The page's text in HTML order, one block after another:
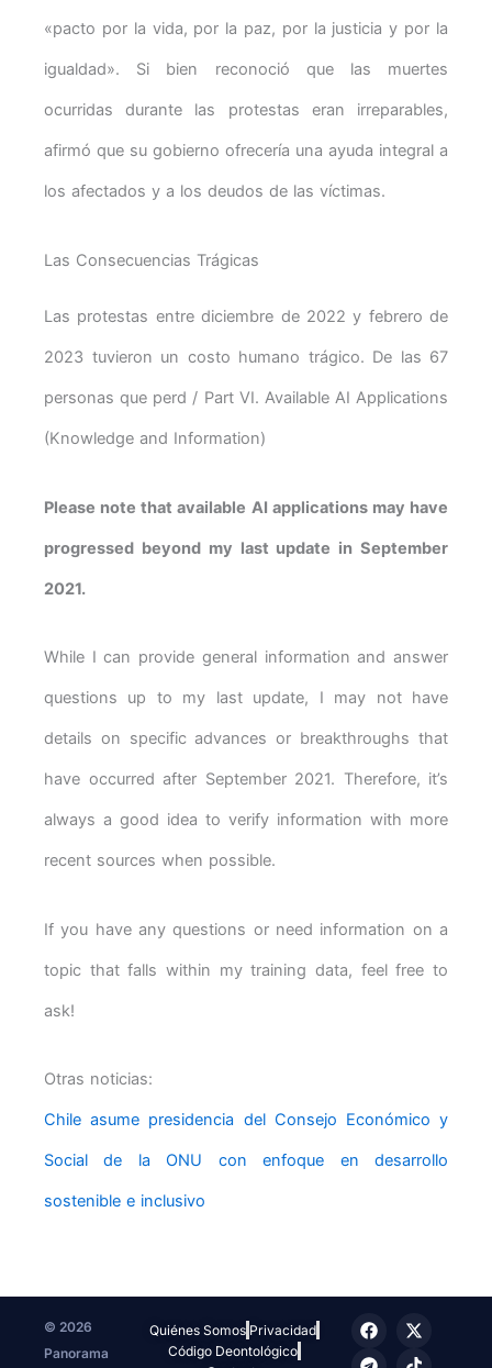
«pacto por la vida, por la paz, por la justicia y por la
igualdad». Si bien reconoció que las muertes
ocurridas durante las protestas eran irreparables,
afirmó que su gobierno ofrecería una ayuda integral a
los afectados y a los deudos de las víctimas.
Las Consecuencias Trágicas
Las protestas entre diciembre de 2022 y febrero de
2023 tuvieron un costo humano trágico. De las 67
personas que perd / Part VI. Available AI Applications
(Knowledge and Information)
Please note that available AI applications may have
progressed beyond my last update in September
2021.
While I can provide general information and answer
questions up to my last update, I may not have
details on specific advances or breakthroughs that
have occurred after September 2021. Therefore, it’s
always a good idea to verify information with more
recent sources when possible.
If you have any questions or need information on a
topic that falls within my training data, feel free to
ask!
Otras noticias:
Chile asume presidencia del Consejo Económico y
Social de la ONU con enfoque en desarrollo
sostenible e inclusivo
© 2026
Panorama
Quiénes Somos Privacidad
Código Deontológico
F
a
c
X
-
t
T
e
l
T
i
k